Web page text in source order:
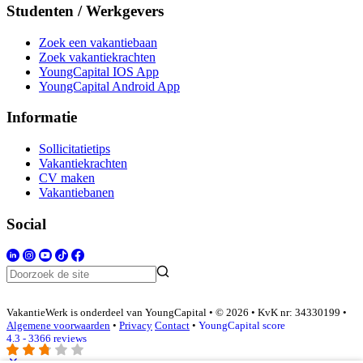
Studenten / Werkgevers
Zoek een vakantiebaan
Zoek vakantiekrachten
YoungCapital IOS App
YoungCapital Android App
Informatie
Sollicitatietips
Vakantiekrachten
CV maken
Vakantiebanen
Social
VakantieWerk is onderdeel van YoungCapital • © 2026 • KvK nr: 34330199 •
Algemene voorwaarden • Privacy Contact • YoungCapital score
4.3 - 3366 reviews